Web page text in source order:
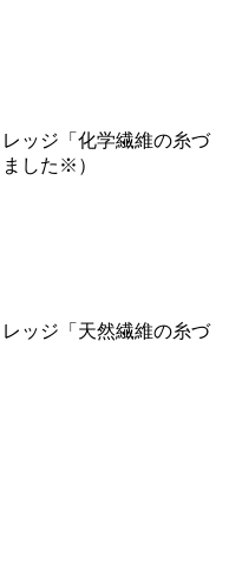
ッジ「化学繊維の糸づ
した※）
ッジ「天然繊維の糸づ